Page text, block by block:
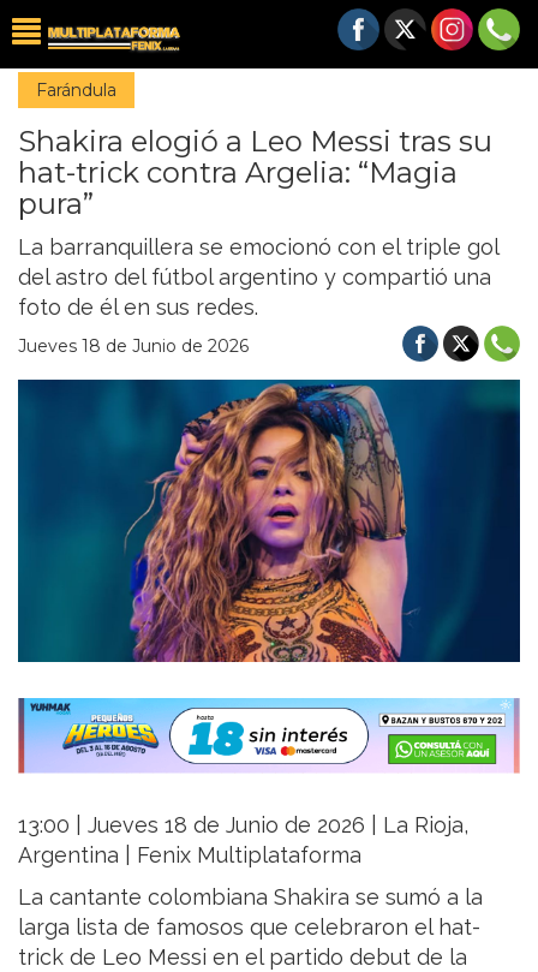
Farándula
Shakira elogió a Leo Messi tras su
hat-trick contra Argelia: “Magia
pura”
La barranquillera se emocionó con el triple gol
del astro del fútbol argentino y compartió una
foto de él en sus redes.
Jueves 18 de Junio de 2026
13:00 | Jueves 18 de Junio de 2026 | La Rioja,
Argentina | Fenix Multiplataforma
La cantante colombiana Shakira se sumó a la
larga lista de famosos que celebraron el hat-
trick de Leo Messi en el partido debut de la